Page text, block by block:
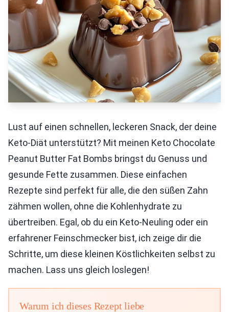
Lust auf einen schnellen, leckeren Snack, der deine
Keto-Diät unterstützt? Mit meinen Keto Chocolate
Peanut Butter Fat Bombs bringst du Genuss und
gesunde Fette zusammen. Diese einfachen
Rezepte sind perfekt für alle, die den süßen Zahn
zähmen wollen, ohne die Kohlenhydrate zu
übertreiben. Egal, ob du ein Keto-Neuling oder ein
erfahrener Feinschmecker bist, ich zeige dir die
Schritte, um diese kleinen Köstlichkeiten selbst zu
machen. Lass uns gleich loslegen!
Warum ich dieses Rezept liebe